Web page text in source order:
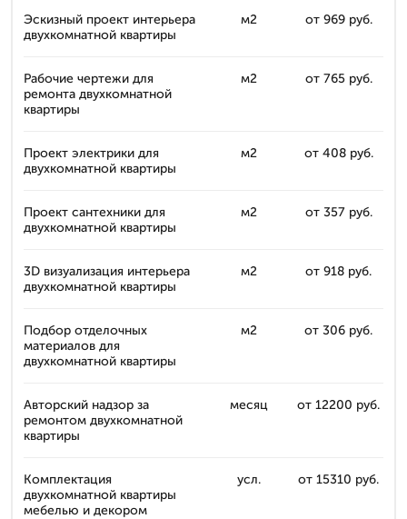
Эскизный проект интерьера
двухкомнатной квартиры
м2 от 969 руб.
Рабочие чертежи для
ремонта двухкомнатной
квартиры
м2 от 765 руб.
Проект электрики для
двухкомнатной квартиры
м2 от 408 руб.
Проект сантехники для
двухкомнатной квартиры
м2 от 357 руб.
3D визуализация интерьера
двухкомнатной квартиры
м2 от 918 руб.
Подбор отделочных
материалов для
двухкомнатной квартиры
м2 от 306 руб.
Авторский надзор за
ремонтом двухкомнатной
квартиры
месяц от 12200 руб.
Комплектация
двухкомнатной квартиры
мебелью и декором
усл. от 15310 руб.